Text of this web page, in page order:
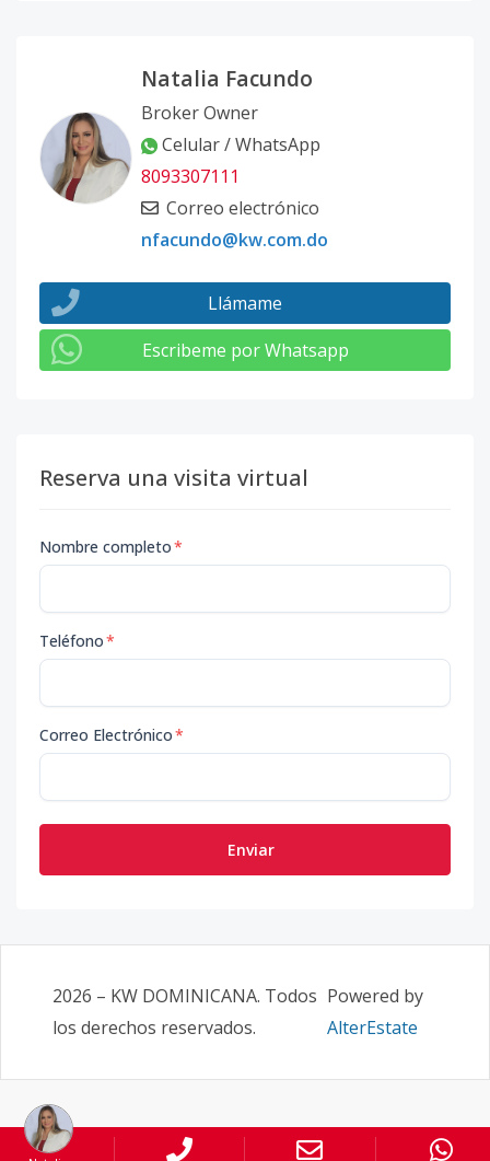
Natalia Facundo
Broker Owner
Celular / WhatsApp
8093307111
Correo electrónico
nfacundo@kw.com.do
Llámame
Escribeme por Whatsapp
Reserva una visita virtual
Nombre completo*
Teléfono*
Correo Electrónico*
Enviar
2026 – KW DOMINICANA. Todos
los derechos reservados.
Powered by
AlterEstate